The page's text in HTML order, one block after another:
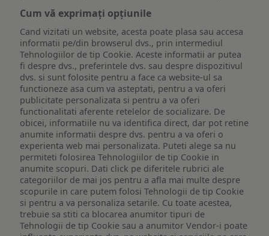
Cum vă exprimați opțiunile
Cand vizitati un website, acesta poate plasa sau accesa
informatii pe/din browserul dvs., prin intermediul
Tehnologiilor de tip Cookie. Aceste informatii ar putea
fi despre dvs., preferintele dvs. sau despre dispozitivul
dvs. si sunt folosite pentru a face ca website-ul sa
functioneze asa cum va asteptati, pentru a va oferi
publicitate personalizata si pentru a va oferi
functionalitati aferente retelelor de socializare. De
obicei, informatiile nu va identifica direct, dar pot retine
anumite informatii despre dvs. pentru a va oferi o
experienta web mai personalizata. Puteti alege sa nu
permiteti folosirea Tehnologiilor de tip Cookie in
anumite scopuri. Dati click pe diferitele rubrici ale
categoriilor de mai jos pentru a afla mai multe despre
scopurile in care putem folosi Tehnologii de tip Cookie
si pentru a va personaliza setarile. Cu toate acestea,
trebuie sa stiti ca blocarea anumitor tipuri de
Tehnologii de tip Cookie sau a anumitor Vendor-i poate